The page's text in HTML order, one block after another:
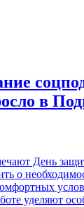
в
День
о
уделяют